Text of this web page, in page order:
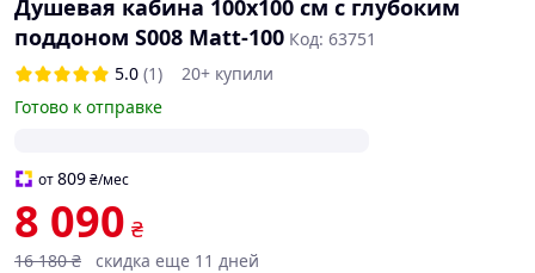
Душевая кабина 100х100 см с глубоким
поддоном S008 Matt-100 Код: 63751
5.0 (1)
20+ купили
Готово к отправке
от809₴/мес
8 090 ₴
16 180 ₴ скидка еще 11 дней